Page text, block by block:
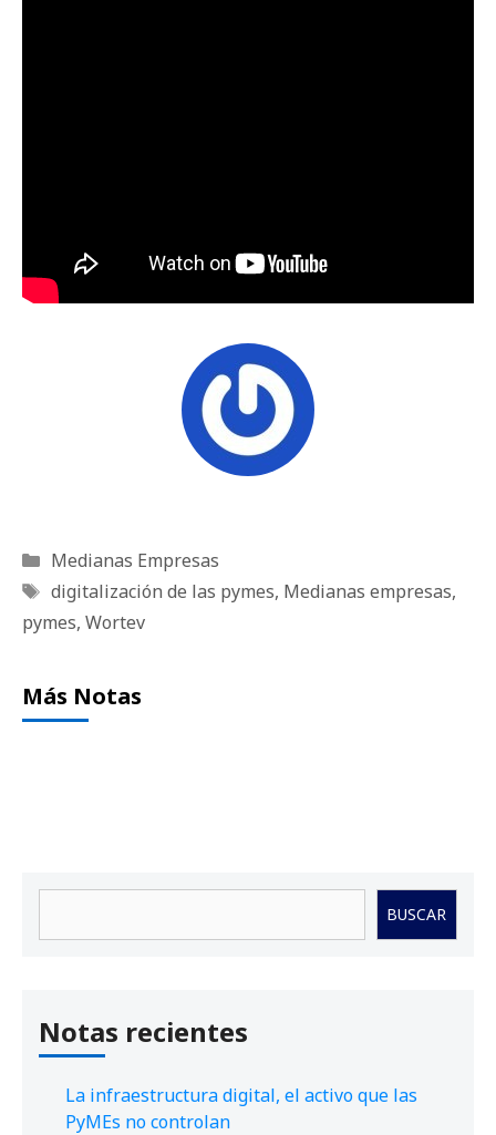
Categorías
Medianas Empresas
Etiquetas
digitalización de las pymes, Medianas empresas,
pymes, Wortev
Más Notas
BUSCAR
Notas recientes
La infraestructura digital, el activo que las
PyMEs no controlan